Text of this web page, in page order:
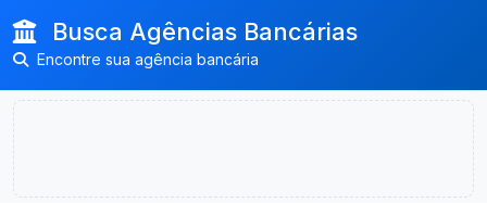
Busca Agências Bancárias
Encontre sua agência bancária